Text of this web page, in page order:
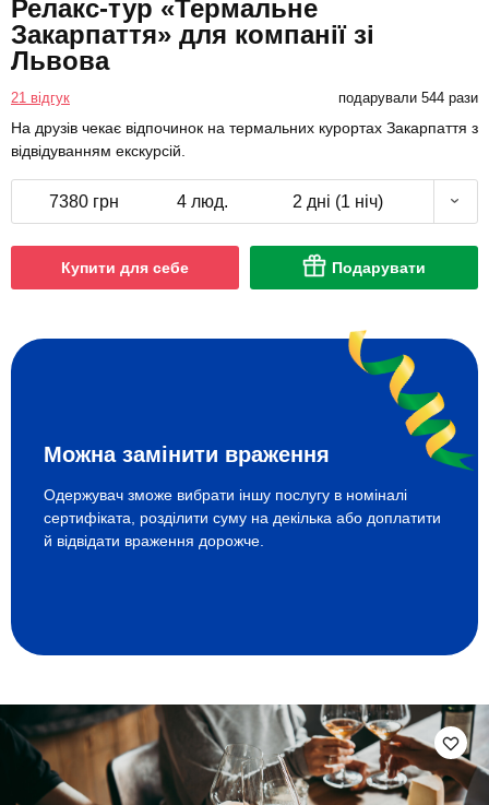
Релакс-тур «Термальне
Закарпаття» для компанії зі
Львова
21 відгук подарували 544 рази
На друзів чекає відпочинок на термальних курортах Закарпаття з
відвідуванням екскурсій.
7380 грн 4 люд. 2 дні (1 ніч)
Купити для себе Подарувати
Можна замінити враження
Одержувач зможе вибрати іншу послугу в номіналі
сертифіката, розділити суму на декілька або доплатити
й відвідати враження дорожче.